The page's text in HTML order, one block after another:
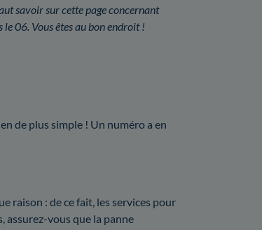
savoir sur cette page concernant
le 06. Vous êtes au bon endroit !
de plus simple ! Un numéro a en
raison : de ce fait, les services pour
assurez-vous que la panne